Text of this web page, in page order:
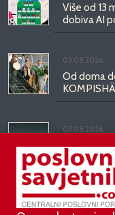
Više od 13
dobiva AI
03.08.2026.
Od doma
03.08.2026.
Kineski
kilometara